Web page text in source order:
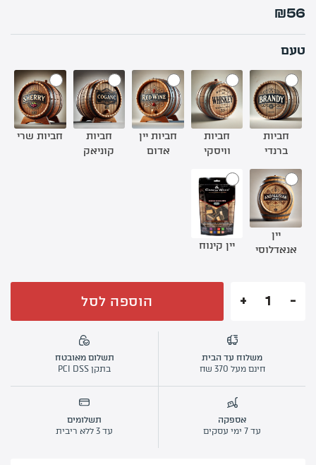
₪56
טעם
חביות
ברנדי
חביות
וויסקי
חביות יין
אדום
חביות
קוניאק
חביות שרי
יין
אנאדלוסי
יין קינוח
כמות
צ'אנקים
חביות
עץ
גר'
הוספה לסל
משלוח עד הבית
חינם מעל 370 שח
תשלום מאובטח
בתקן PCI DSS
אספקה
עד 7 ימי עסקים
תשלומים
עד 3 ללא ריבית